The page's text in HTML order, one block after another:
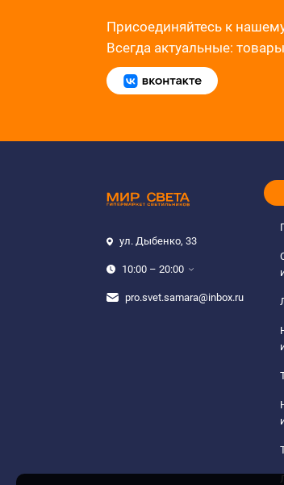
Присоединяйтесь к
Всегда актуальные:
ул. Дыбенко, 33
10:00 – 20:00
pro.svet.samara@inbox.ru